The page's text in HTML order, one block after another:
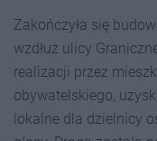
Zakończyła się
wzdłuż ulicy
realizacji przez
obywatelskiego,
lokalne dla dzielnicy